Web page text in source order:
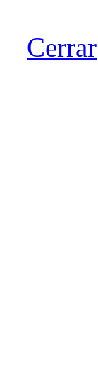
Cerrar